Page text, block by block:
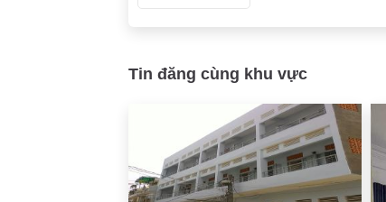
Tin đăng cùng khu vực